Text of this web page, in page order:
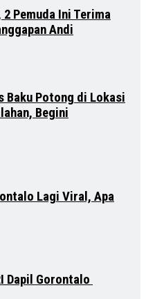
Pemuda Ini Terima
Andi
Baku Potong di Lokasi
Begini
Lagi Viral, Apa
Dapil Gorontalo